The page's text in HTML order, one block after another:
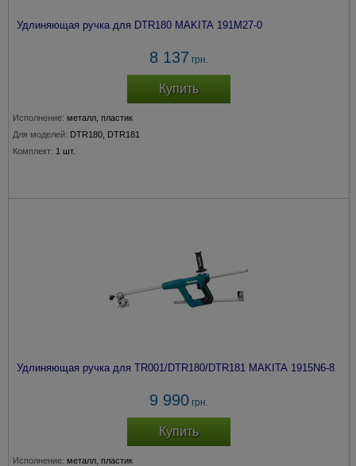
Удлиняющая ручка для DTR180 MAKITA 191M27-0
8 137 грн.
Купить
Исполнение: металл, пластик
Для моделей: DTR180, DTR181
Комплект: 1 шт.
Удлиняющая ручка для TR001/DTR180/DTR181 MAKITA 1915N6-8
9 990 грн.
Купить
Исполнение: металл, пластик